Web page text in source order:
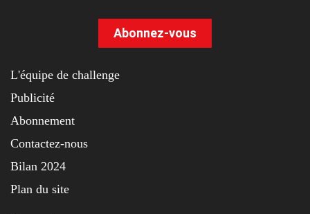
Abonnez-vous
L'équipe de challenge
Publicité
Abonnement
Contactez-nous
Bilan 2024
Plan du site